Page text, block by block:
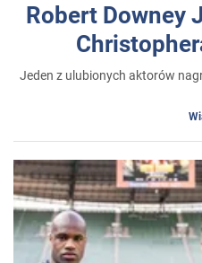
Robert Downey
Jeden z ulubionych aktorów